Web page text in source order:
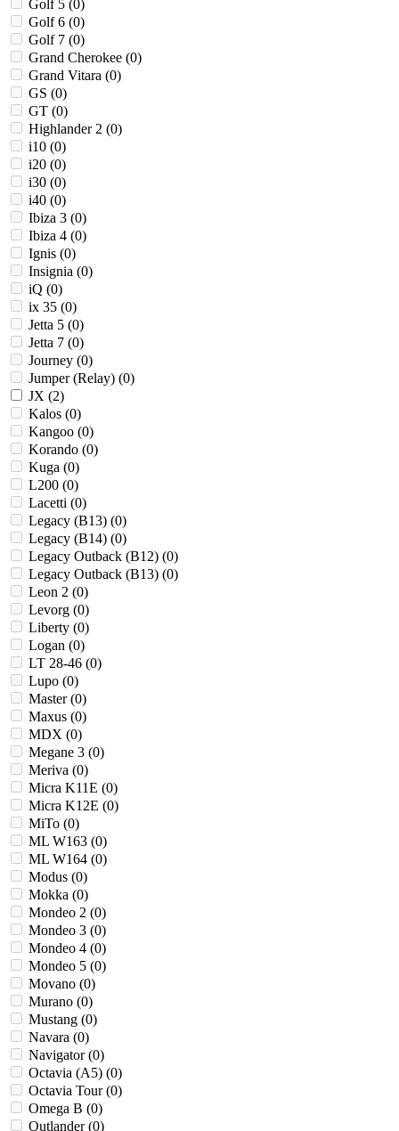
Golf 5 (0)
Golf 6 (0)
Golf 7 (0)
Grand Cherokee (0)
Grand Vitara (0)
GS (0)
GT (0)
Highlander 2 (0)
i10 (0)
i20 (0)
i30 (0)
i40 (0)
Ibiza 3 (0)
Ibiza 4 (0)
Ignis (0)
Insignia (0)
iQ (0)
ix 35 (0)
Jetta 5 (0)
Jetta 7 (0)
Journey (0)
Jumper (Relay) (0)
JX (2)
Kalos (0)
Kangoo (0)
Korando (0)
Kuga (0)
L200 (0)
Lacetti (0)
Legacy (B13) (0)
Legacy (B14) (0)
Legacy Outback (B12) (0)
Legacy Outback (B13) (0)
Leon 2 (0)
Levorg (0)
Liberty (0)
Logan (0)
LT 28-46 (0)
Lupo (0)
Master (0)
Maxus (0)
MDX (0)
Megane 3 (0)
Meriva (0)
Micra K11E (0)
Micra K12E (0)
MiTo (0)
ML W163 (0)
ML W164 (0)
Modus (0)
Mokka (0)
Mondeo 2 (0)
Mondeo 3 (0)
Mondeo 4 (0)
Mondeo 5 (0)
Movano (0)
Murano (0)
Mustang (0)
Navara (0)
Navigator (0)
Octavia (A5) (0)
Octavia Tour (0)
Omega B (0)
Outlander (0)